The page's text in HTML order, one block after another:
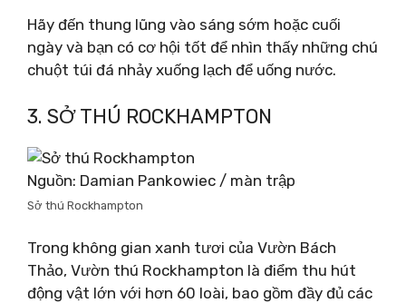
Hãy đến thung lũng vào sáng sớm hoặc cuối
ngày và bạn có cơ hội tốt để nhìn thấy những chú
chuột túi đá nhảy xuống lạch để uống nước.
3. SỞ THÚ ROCKHAMPTON
Nguồn: Damian Pankowiec / màn trập
Sở thú Rockhampton
Trong không gian xanh tươi của Vườn Bách
Thảo, Vườn thú Rockhampton là điểm thu hút
động vật lớn với hơn 60 loài, bao gồm đầy đủ các